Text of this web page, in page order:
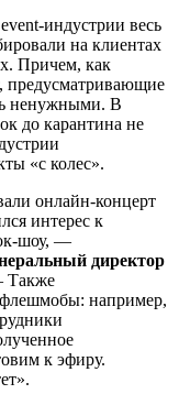
индустрии весь
на клиентах
Причем, как
предусматривающие
ненужными. В
до карантина не
«с колес».
онлайн-концерт
интерес к
шоу, —
директор
Также
например,
к эфиру.